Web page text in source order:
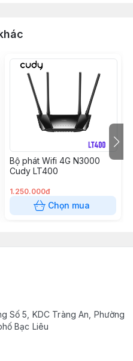
và giám sát dễ dàng
vừa & nhỏ.
3.
(Khi sử dụng với
chào, cho phép tuỳ
nghiệp, thông điệp
đích là fanpage hoặc
dùng, thời gian, dung
ngày.
nguồn.
Bộ phát Wifi 4G N3000
Cudy LT400
1.250.000đ
Chọn mua
Số 5, KDC Tràng An, Phường
Bạc Liêu